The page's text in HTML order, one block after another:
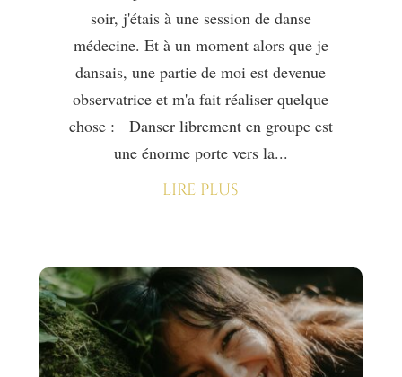
soir, j'étais à une session de danse
médecine. Et à un moment alors que je
dansais, une partie de moi est devenue
observatrice et m'a fait réaliser quelque
chose : Danser librement en groupe est
une énorme porte vers la...
lire plus